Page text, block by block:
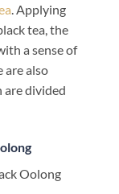
. Applying
tea, the
a sense of
are also
are divided
Oolong